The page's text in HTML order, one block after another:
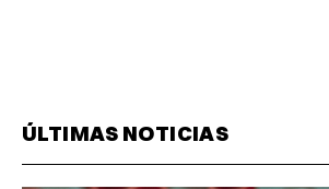
ÚLTIMAS NOTICIAS